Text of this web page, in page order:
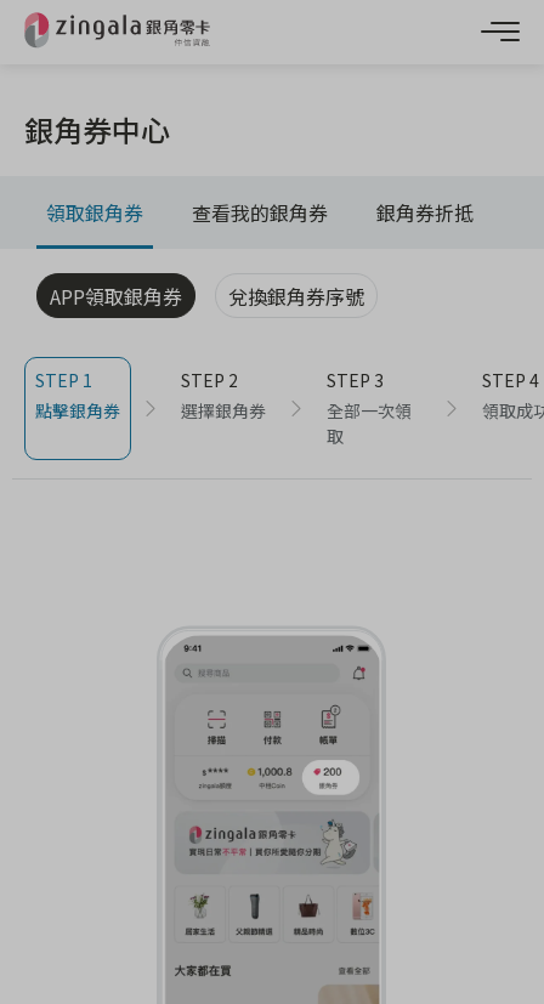
銀角券中心
領取銀角券 查看我的銀角券 銀角券折抵
APP領取銀角券 兌換銀角券序號
STEP 1
點擊銀角券
STEP 2
選擇銀角券
STEP 3
全部一次領
取
STEP 4
領取成